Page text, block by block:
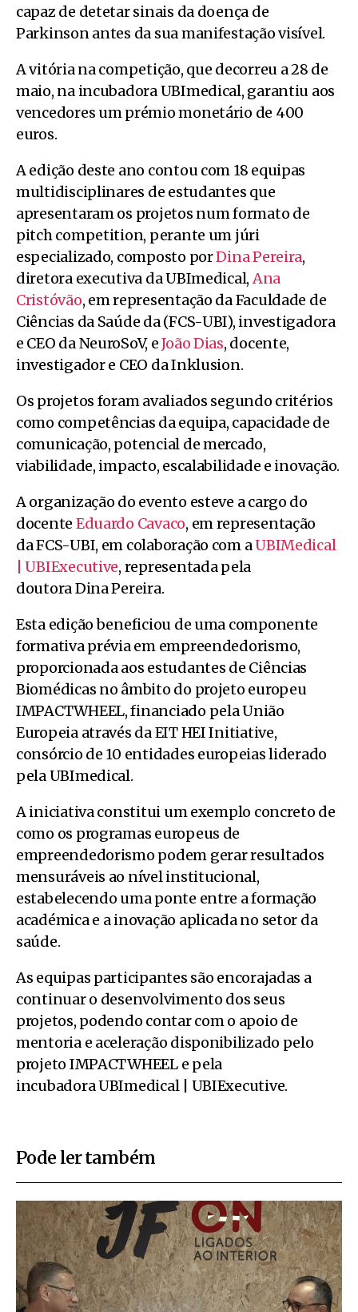
capaz de detetar sinais da doença de
Parkinson antes da sua manifestação visível.
A vitória na competição, que decorreu a 28 de
maio, na incubadora UBImedical, garantiu aos
vencedores um prémio monetário de 400
euros.
A edição deste ano contou com 18 equipas
multidisciplinares de estudantes que
apresentaram os projetos num formato de
pitch competition, perante um júri
especializado, composto porDina Pereira,
diretora executiva da UBImedical,Ana
Cristóvão, em representação da Faculdade de
Ciências da Saúde da (FCS-UBI), investigadora
e CEO da NeuroSoV, eJoão Dias, docente,
investigador e CEO da Inklusion.
Os projetos foram avaliados segundo critérios
como competências da equipa, capacidade de
comunicação, potencial de mercado,
viabilidade, impacto, escalabilidade e inovação.
A organização do evento esteve a cargo do
docente Eduardo Cavaco, em representação
da FCS-UBI, em colaboração com aUBIMedical
| UBIExecutive, representada pela
doutora Dina Pereira.
Esta edição beneficiou de uma componente
formativa prévia em empreendedorismo,
proporcionada aos estudantes de Ciências
Biomédicas no âmbito do projeto europeu
IMPACTWHEEL, financiado pela União
Europeia através da EIT HEI Initiative,
consórcio de 10 entidades europeias liderado
pela UBImedical.
A iniciativa constitui um exemplo concreto de
como os programas europeus de
empreendedorismo podem gerar resultados
mensuráveis ao nível institucional,
estabelecendo uma ponte entre a formação
académica e a inovação aplicada no setor da
saúde.
As equipas participantes são encorajadas a
continuar o desenvolvimento dos seus
projetos, podendo contar com o apoio de
mentoria e aceleração disponibilizado pelo
projeto IMPACTWHEEL e pela
incubadora UBImedical | UBIExecutive.
Pode ler também